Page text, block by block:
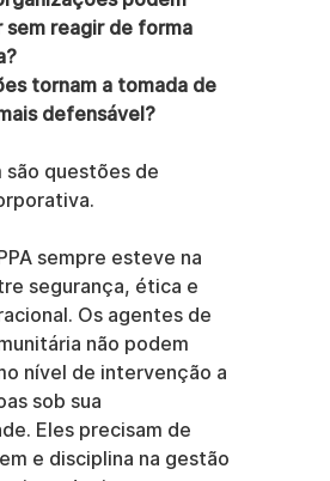
sem reagir de forma
tornam a tomada de
defensável?
são questões de
sempre esteve na
segurança, ética e
Os agentes de
não podem
nível de intervenção a
sob sua
Eles precisam de
e disciplina na gestão